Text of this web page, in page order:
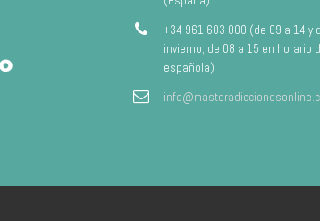
+34 961 603 000 (de 09 a 14 y
invierno; de 08 a 15 en horario
española)